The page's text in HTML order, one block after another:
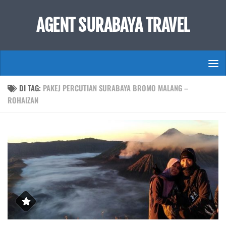
Skip to content
AGENT SURABAYA TRAVEL
DI TAG: PAKEJ PERCUTIAN SURABAYA BROMO MALANG –
ROHAIZAN